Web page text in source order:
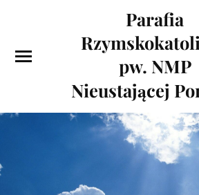
Parafia
pw. NMP
Nieustającej